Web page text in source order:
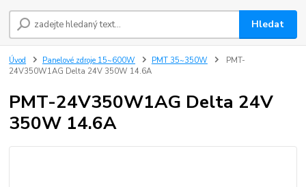
Hledat
Úvod Panelové zdroje 15~600W PMT 35~350W
PMT-
24V350W1AG Delta 24V 350W 14.6A
PMT-24V350W1AG Delta 24V
350W 14.6A